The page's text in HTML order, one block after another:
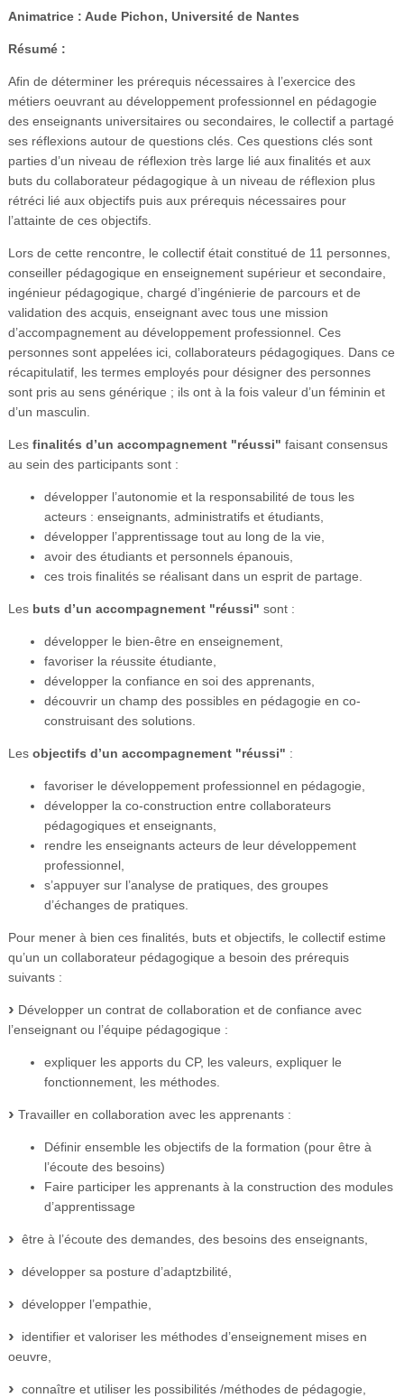
Animatrice : Aude Pichon, Université de Nantes
Résumé :
Afin de déterminer les prérequis nécessaires à l’exercice des
métiers oeuvrant au développement professionnel en pédagogie
des enseignants universitaires ou secondaires, le collectif a partagé
ses réflexions autour de questions clés. Ces questions clés sont
parties d’un niveau de réflexion très large lié aux finalités et aux
buts du collaborateur pédagogique à un niveau de réflexion plus
rétréci lié aux objectifs puis aux prérequis nécessaires pour
l’attainte de ces objectifs.
Lors de cette rencontre, le collectif était constitué de 11 personnes,
conseiller pédagogique en enseignement supérieur et secondaire,
ingénieur pédagogique, chargé d’ingénierie de parcours et de
validation des acquis, enseignant avec tous une mission
d’accompagnement au développement professionnel. Ces
personnes sont appelées ici, collaborateurs pédagogiques. Dans ce
récapitulatif, les termes employés pour désigner des personnes
sont pris au sens générique ; ils ont à la fois valeur d’un féminin et
d’un masculin.
Les finalités d’un accompagnement "réussi" faisant consensus
au sein des participants sont :
développer l’autonomie et la responsabilité de tous les
acteurs : enseignants, administratifs et étudiants,
développer l’apprentissage tout au long de la vie,
avoir des étudiants et personnels épanouis,
ces trois finalités se réalisant dans un esprit de partage.
Les buts d’un accompagnement "réussi" sont :
développer le bien-être en enseignement,
favoriser la réussite étudiante,
développer la confiance en soi des apprenants,
découvrir un champ des possibles en pédagogie en co-
construisant des solutions.
Les objectifs d’un accompagnement "réussi" :
favoriser le développement professionnel en pédagogie,
développer la co-construction entre collaborateurs
pédagogiques et enseignants,
rendre les enseignants acteurs de leur développement
professionnel,
s’appuyer sur l’analyse de pratiques, des groupes
d’échanges de pratiques.
Pour mener à bien ces finalités, buts et objectifs, le collectif estime
qu’un un collaborateur pédagogique a besoin des prérequis
suivants :
Développer un contrat de collaboration et de confiance avec
l’enseignant ou l’équipe pédagogique :
expliquer les apports du CP, les valeurs, expliquer le
fonctionnement, les méthodes.
Travailler en collaboration avec les apprenants :
Définir ensemble les objectifs de la formation (pour être à
l’écoute des besoins)
Faire participer les apprenants à la construction des modules
d’apprentissage
être à l’écoute des demandes, des besoins des enseignants,
développer sa posture d’adaptzbilité,
développer l’empathie,
identifier et valoriser les méthodes d’enseignement mises en
oeuvre,
connaître et utiliser les possibilités /méthodes de pédagogie,